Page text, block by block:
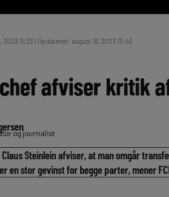
11:23 | Opdateret: august 18, 2023 17:43
afviser kritik
og journalist
Steinlein afviser, at man omgår
en stor gevinst for begge parter, mener